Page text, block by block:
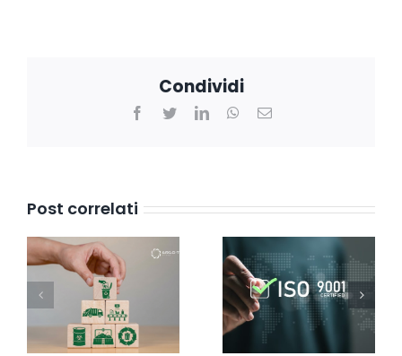
Condividi
Facebook
TwitterLinkedInWhatsApp
Email
Post correlati